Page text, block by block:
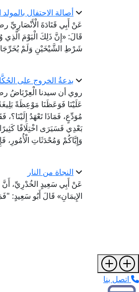
أصالة الاحتفال
عَنْ أَبِي قَتَادَةَ الْأَنْصَارِيِّ
قَالَ: «إِنَّ ذَلِكَ الْيَوْمَ
شَرْطِ الشَّيْخَيْنِ وَلَمْ
بدعةُ الخروج على
روي أن سيدنا الْعِرْبَاضُ
عَلَيْنَا فَوَعَظَنَا مَوْعِظَةً
مُوَدِّعٍ، فَمَاذَا تَعْهَدُ
بَعْدِي فَسَيَرَى اخْتِلَافًا
وَإِيَّاكُمْ وَمُحْدَثَاتِ
النجاة من النار
عَنْ أَبِي سَعِيدٍ الخُدْرِيِّ،
الإِيمَانِ» قَالَ أَبُو سَعِيدٍ:
اتصل بنا